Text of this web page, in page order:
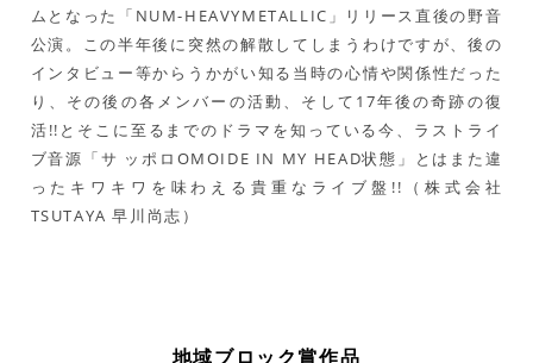
ムとなった「NUM-HEAVYMETALLIC」リリース直後の野音
公演。この半年後に突然の解散してしまうわけですが、後の
インタビュー等からうかがい知る当時の心情や関係性だった
り、その後の各メンバーの活動、そして17年後の奇跡の復
活!!とそこに至るまでのドラマを知っている今、ラストライ
ブ音源「サ ッポロOMOIDE IN MY HEAD状態」とはまた違
ったキワキワを味わえる貴重なライブ盤!!（株式会社
TSUTAYA 早川尚志）
地域ブロック賞作品